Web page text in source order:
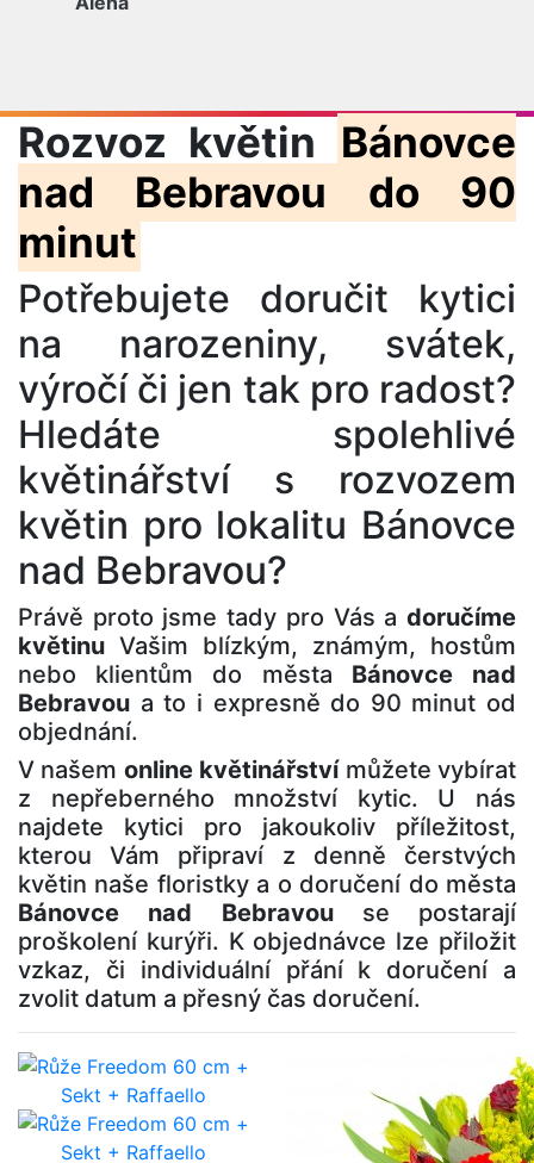
Rozvoz květin Bánovce
nad Bebravou do 90
minut
Potřebujete doručit kytici
na narozeniny, svátek,
výročí či jen tak pro radost?
Hledáte spolehlivé
květinářství s rozvozem
květin pro lokalitu Bánovce
nad Bebravou?
Právě proto jsme tady pro Vás a doručíme
květinu Vašim blízkým, známým, hostům
nebo klientům do města Bánovce nad
Bebravou a to i expresně do 90 minut od
objednání.
V našem online květinářstvímůžete vybírat
z nepřeberného množství kytic. U nás
najdete kytici pro jakoukoliv příležitost,
kterou Vám připraví z denně čerstvých
květin naše floristky a o doručení do města
Bánovce nad Bebravouse postarají
proškolení kurýři. K objednávce lze přiložit
vzkaz, či individuální přání k doručení a
zvolit datum a přesný čas doručení.